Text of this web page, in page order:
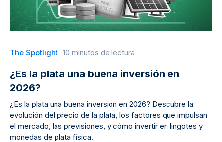
The Spotlight 10 minutos de lectura
¿Es la plata una buena inversión en
2026?
¿Es la plata una buena inversión en 2026? Descubre la
evolución del precio de la plata, los factores que impulsan
el mercado, las previsiones, y cómo invertir en lingotes y
monedas de plata física.